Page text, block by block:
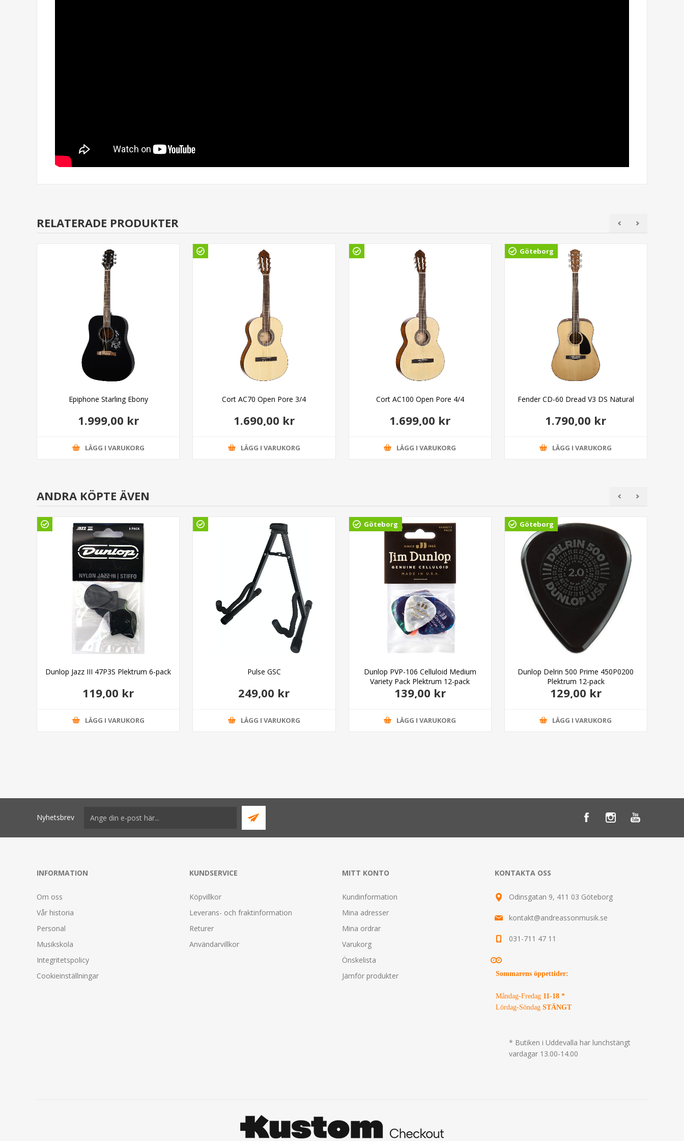
RELATERADE PRODUKTER
Epiphone Starling Ebony
1.999,00 kr
LÄGG I VARUKORG
Cort AC70 Open Pore 3/4
1.690,00 kr
LÄGG I VARUKORG
Cort AC100 Open Pore 4/4
1.699,00 kr
LÄGG I VARUKORG
Göteborg
Fender CD-60 Dread V3 DS Natural
1.790,00 kr
LÄGG I VARUKORG
ANDRA KÖPTE ÄVEN
Dunlop Jazz III 47P3S Plektrum 6-pack
119,00 kr
LÄGG I VARUKORG
Pulse GSC
249,00 kr
LÄGG I VARUKORG
Göteborg
Dunlop PVP-106 Celluloid Medium
Variety Pack Plektrum 12-pack
139,00 kr
LÄGG I VARUKORG
Göteborg
Dunlop Delrin 500 Prime 450P0200
Plektrum 12-pack
129,00 kr
LÄGG I VARUKORG
Nyhetsbrev
INFORMATION
Om oss
Vår historia
Personal
Musikskola
Integritetspolicy
Cookieinställningar
KUNDSERVICE
Köpvillkor
Leverans- och fraktinformation
Returer
Användarvillkor
MITT KONTO
Kundinformation
Mina adresser
Mina ordrar
Varukorg
Önskelista
Jämför produkter
KONTAKTA OSS
Odinsgatan 9, 411 03 Göteborg
kontakt@andreassonmusik.se
031-711 47 11
Sommarens öppettider:
Måndag-Fredag 11-18 *
Lördag-Söndag STÄNGT
* Butiken i Uddevalla har lunchstängt
vardagar 13.00-14.00